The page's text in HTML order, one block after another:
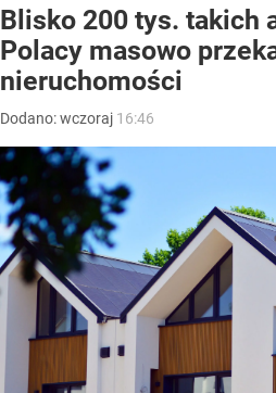
Blisko 200 tys. takich
Polacy masowo
nieruchomości
Dodano:wczoraj 16:46